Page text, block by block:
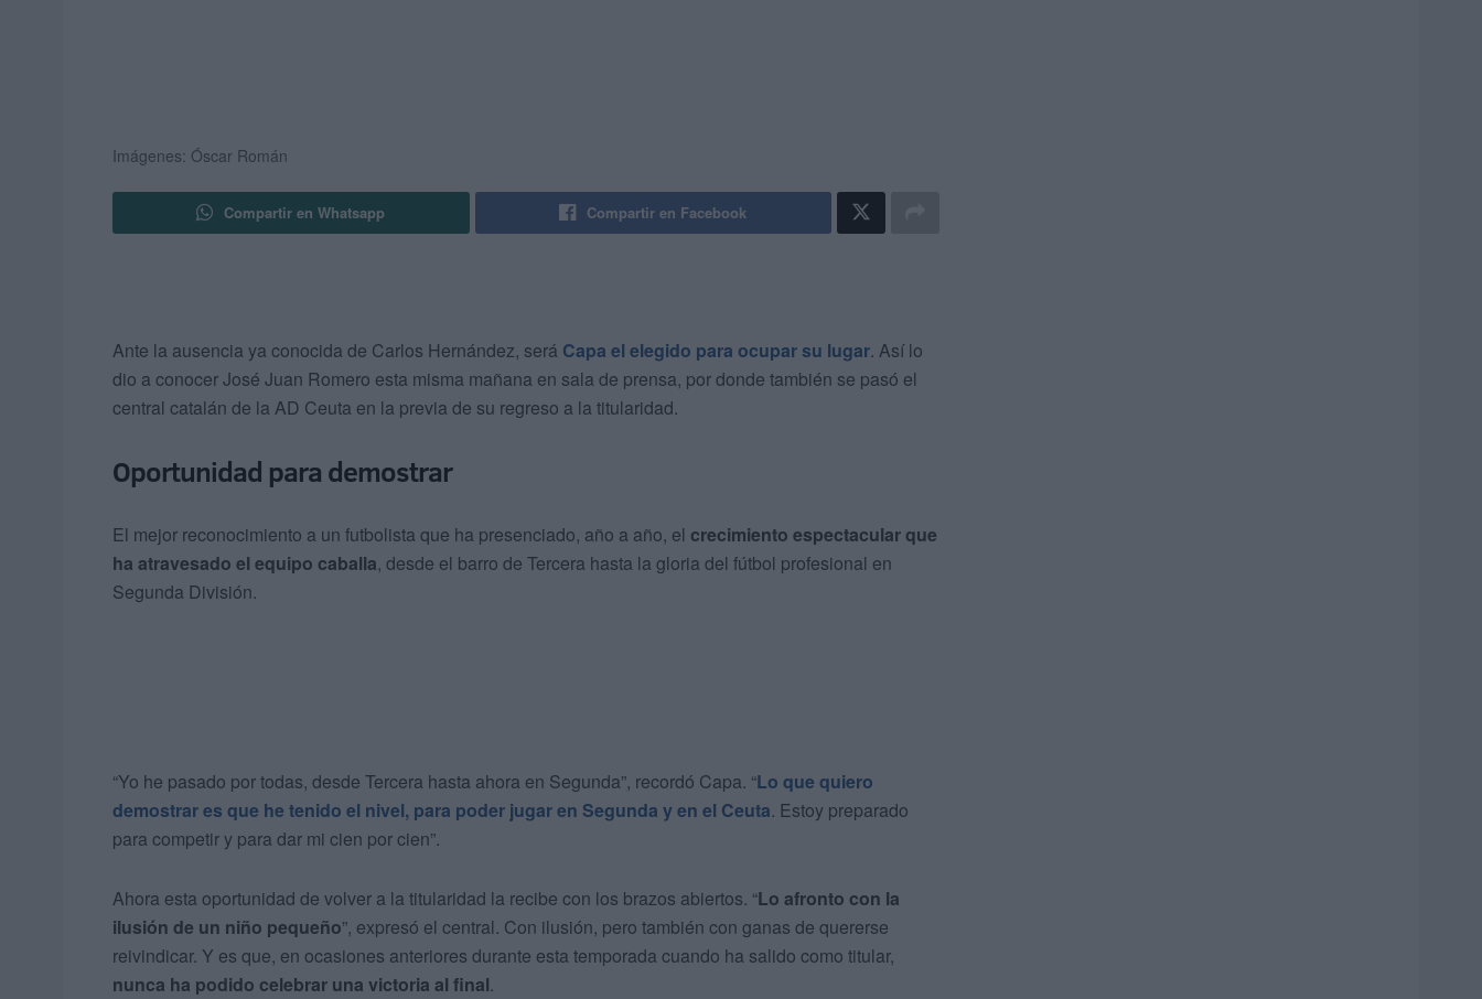
Imágenes: Óscar Román
Compartir en Whatsapp Compartir en Facebook
Ante la ausencia ya conocida de Carlos Hernández, será Capa el elegido para ocupar su lugar. Así lo
dio a conocer José Juan Romero esta misma mañana en sala de prensa, por donde también se pasó el
central catalán de la AD Ceuta en la previa de su regreso a la titularidad.
Oportunidad para demostrar
El mejor reconocimiento a un futbolista que ha presenciado, año a año, el crecimiento espectacular que
ha atravesado el equipo caballa, desde el barro de Tercera hasta la gloria del fútbol profesional en
Segunda División.
“Yo he pasado por todas, desde Tercera hasta ahora en Segunda”, recordó Capa. “Lo que quiero
demostrar es que he tenido el nivel, para poder jugar en Segunda y en el Ceuta. Estoy preparado
para competir y para dar mi cien por cien”.
Ahora esta oportunidad de volver a la titularidad la recibe con los brazos abiertos. “Lo afronto con la
ilusión de un niño pequeño”, expresó el central. Con ilusión, pero también con ganas de quererse
reivindicar. Y es que, en ocasiones anteriores durante esta temporada cuando ha salido como titular,
nunca ha podido celebrar una victoria al final.